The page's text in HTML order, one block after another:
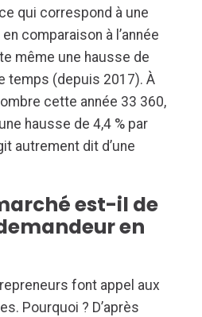
qui correspond à une
comparaison à l’année
même une hausse de
temps (depuis 2017). À
cette année 33 360,
hausse de 4,4 % par
autrement dit d’une
est-il de
en
font appel aux
Pourquoi ? D’après